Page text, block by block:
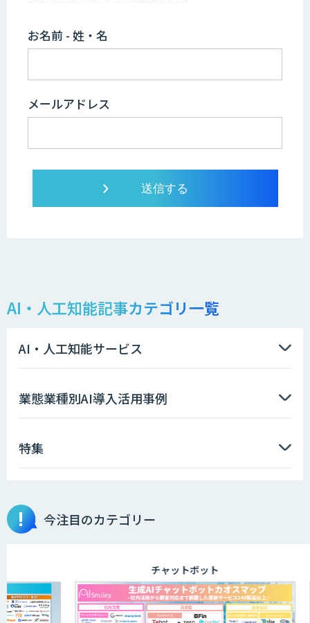
お名前 - 姓・名
メールアドレス
AI・人工知能記事カテゴリ一覧
AI・人工知能サービス
業態業種別AI導入活用事例
特集
今注目のカテゴリー
チャットボット